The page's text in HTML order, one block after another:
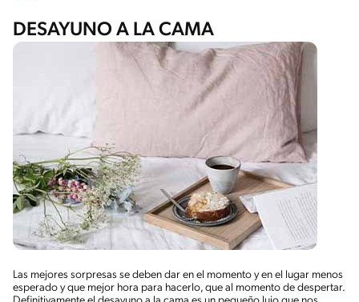
DESAYUNO A LA CAMA
Las mejores sorpresas se deben dar en el momento y en el lugar menos
esperado y que mejor hora para hacerlo, que al momento de despertar.